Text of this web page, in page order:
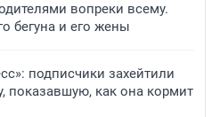
вопреки всему.
бегуна и его жены
подписчики захейтили
показавшую, как она кормит